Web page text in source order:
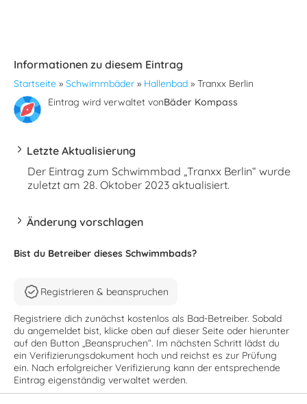
Informationen zu diesem Eintrag
Startseite » Schwimmbäder » Hallenbad » Tranxx Berlin
Eintrag wird verwaltet vonBäder Kompass
Letzte Aktualisierung
Der Eintrag zum Schwimmbad „Tranxx Berlin“ wurde
zuletzt am 28. Oktober 2023 aktualisiert.
Änderung vorschlagen
Bist du Betreiber dieses Schwimmbads?
Registrieren & beanspruchen
Registriere dich zunächst kostenlos als Bad-Betreiber. Sobald
du angemeldet bist, klicke oben auf dieser Seite oder hierunter
auf den Button „Beanspruchen“. Im nächsten Schritt lädst du
ein Verifizierungsdokument hoch und reichst es zur Prüfung
ein. Nach erfolgreicher Verifizierung kann der entsprechende
Eintrag eigenständig verwaltet werden.